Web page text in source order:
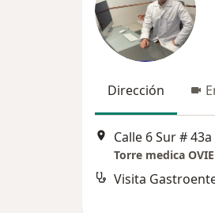
Dirección
Calle 6 Sur #
Torre medica
Visita